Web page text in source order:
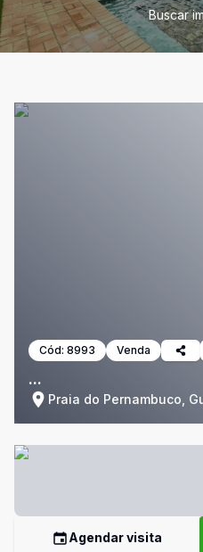
Buscar
Cód: 8993 Venda
...
Praia do Pernambuco,
Agendar visita